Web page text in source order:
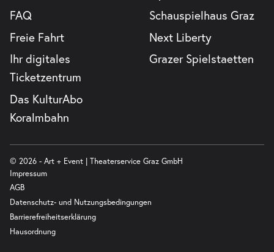
FAQ
Freie Fahrt
Ihr digitales
Ticketzentrum
Das KulturAbo
Koralmbahn
Schauspielhaus Graz
Next Liberty
Grazer Spielstaetten
© 2026 - Art + Event | Theaterservice Graz GmbH
Impressum
AGB
Datenschutz- und Nutzungsbedingungen
Barrierefreiheitserklärung
Hausordnung